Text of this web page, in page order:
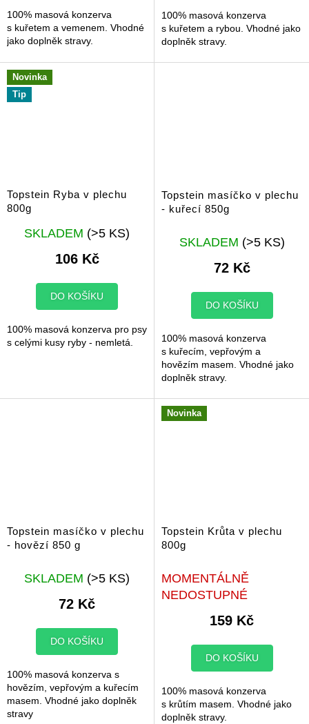
100% masová konzerva
s kuřetem a vemenem. Vhodné
jako doplněk stravy.
100% masová konzerva
s kuřetem a rybou. Vhodné jako
doplněk stravy.
Novinka
Tip
Topstein Ryba v plechu
800g
Průměrné
hodnocení
produktu
je
z
SKLADEM (>5 KS)
106 Kč
DO KOŠÍKU
100% masová konzerva pro psy
s celými kusy ryby - nemletá.
Topstein masíčko v plechu
- kuřecí 850g
SKLADEM (>5 KS)
72 Kč
DO KOŠÍKU
100% masová konzerva
s kuřecím, vepřovým a
hovězím masem. Vhodné jako
doplněk stravy.
Topstein masíčko v plechu
- hovězí 850 g
SKLADEM (>5 KS)
72 Kč
DO KOŠÍKU
100% masová konzerva s
hovězím, vepřovým a kuřecím
masem. Vhodné jako doplněk
stravy
Novinka
Topstein Krůta v plechu
800g
MOMENTÁLNĚ
NEDOSTUPNÉ
159 Kč
DO KOŠÍKU
100% masová konzerva
s krůtím masem. Vhodné jako
doplněk stravy.